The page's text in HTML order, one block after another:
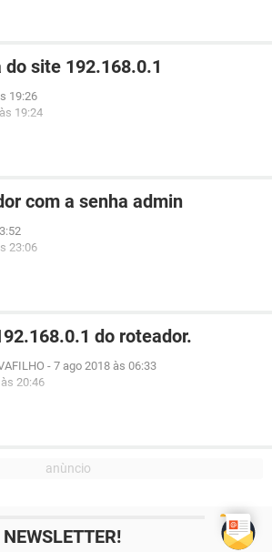
do site 192.168.0.1
19:26
19:24
com a senha admin
23:06
do roteador.
- 7 ago 2018 às 06:33
20:46